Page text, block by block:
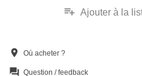
playlist_add Ajouter à la
location_on Où acheter ?
question_answer Question / feedback